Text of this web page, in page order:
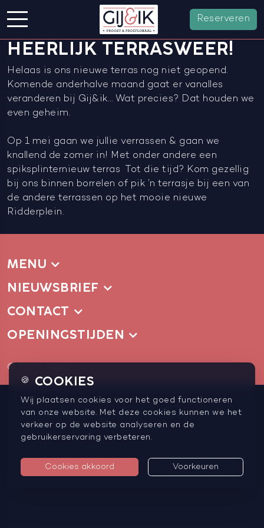
Reserveren
HEERLIJK TERRASWEER!
Helaas is ons nieuwe terras nog niet geopend.
Komende anderhalve maand gaat er vanalles
veranderen bij Gij&ik… Wat precies? Dat houden we
even geheim.
Op 1 mei gaan we jullie verrassen & gaan we
knallend de zomer in! Met onder andere een
spiksplinternieuw terras
Tot die tijd? Kom gezellig
bij ons binnen borrelen of pik ’n terrasje bij een van
de andere terrassen op het mooie nieuwe
Ridderplein.
MENU
NIEUWSBRIEF
CONTACT
OPENINGSTIJDEN
© 2026 Gij&Ik
🍪 COOKIES
Wij plaatsen cookies voor het goed functioneren
van onze website. Met deze cookies kunnen we het
verkeer op de website analyseren en de
gebruikerservaring verbeteren.
Cookies akkoord Voorkeuren